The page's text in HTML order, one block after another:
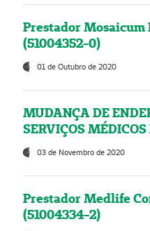
Prestador Mosaicum
(51004352-0)
01 de Outubro de 2020
MUDANÇA DE
SERVIÇOS
03 de Novembro de 2020
Prestador Medlife
(51004334-2)